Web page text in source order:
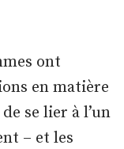
ont
en matière
se lier à l’un
– et les